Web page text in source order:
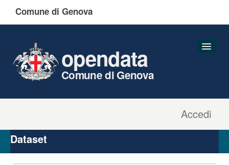
Comune di Genova
Accedi
opendata
Comune di Genova
Organizzazioni
Gruppi
Dataset